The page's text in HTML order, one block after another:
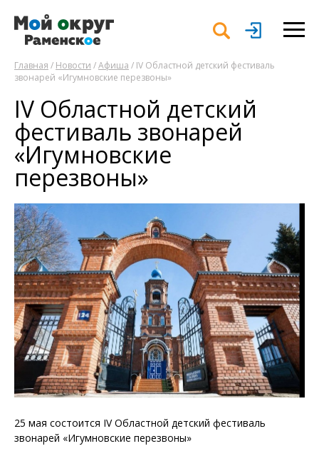
Главная / Новости /Афиша / IV Областной детский фестиваль
звонарей «Игумновские перезвоны»
IV Областной детский
фестиваль звонарей
«Игумновские
перезвоны»
25 мая состоится IV Областной детский фестиваль
звонарей «Игумновские перезвоны»